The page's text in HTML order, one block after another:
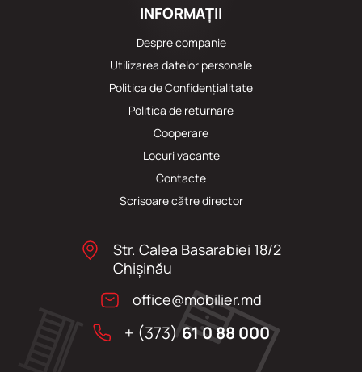
INFORMAȚII
Despre companie
Utilizarea datelor personale
Politica de Confidențialitate
Politica de returnare
Cooperare
Locuri vacante
Сontacte
Scrisoare către director
Str. Calea Basarabiei 18/2
Chişinău
office@mobilier.md
+ (373)61 0 88 000